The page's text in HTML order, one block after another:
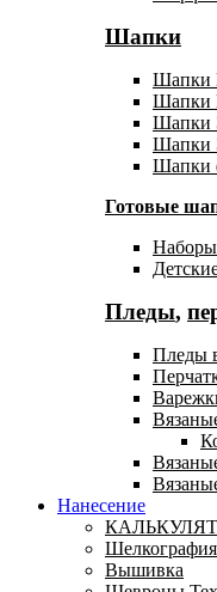
Шапки
Шапки
Шапки
Шапки
Шапки
Шапки
Готовые
Пледы,
Пледы
Нанесение
Вышивка